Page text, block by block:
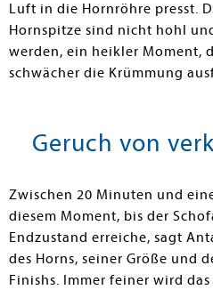
Luft in die Hornröhre presst.
Hornspitze sind nicht hohl
werden, ein heikler Moment,
schwächer die Krümmung
Geruch von
Zwischen 20 Minuten und
diesem Moment, bis der
Endzustand erreiche, sagt
des Horns, seiner Größe und
Finishs. Immer feiner wird